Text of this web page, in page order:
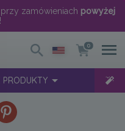
zamówieniach powyżej
!
0
PRODUKTY